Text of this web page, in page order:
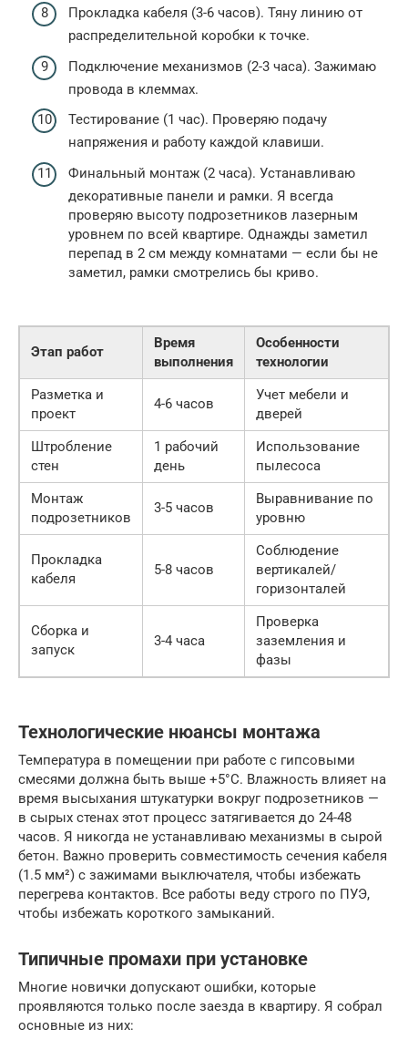
Прокладка кабеля (3-6 часов). Тяну линию от
распределительной коробки к точке.
Подключение механизмов (2-3 часа). Зажимаю
провода в клеммах.
Тестирование (1 час). Проверяю подачу
напряжения и работу каждой клавиши.
Финальный монтаж (2 часа). Устанавливаю
декоративные панели и рамки. Я всегда
проверяю высоту подрозетников лазерным
уровнем по всей квартире. Однажды заметил
перепад в 2 см между комнатами — если бы не
заметил, рамки смотрелись бы криво.
Этап работ
Время
выполнения
Особенности
технологии
Разметка и
проект
4-6 часов
Учет мебели и
дверей
Штробление
стен
1 рабочий
день
Использование
пылесоса
Монтаж
подрозетников
3-5 часов
Выравнивание по
уровню
Прокладка
кабеля
5-8 часов
Соблюдение
вертикалей/
горизонталей
Сборка и
запуск
3-4 часа
Проверка
заземления и
фазы
Технологические нюансы монтажа
Температура в помещении при работе с гипсовыми
смесями должна быть выше +5°C. Влажность влияет на
время высыхания штукатурки вокруг подрозетников —
в сырых стенах этот процесс затягивается до 24-48
часов. Я никогда не устанавливаю механизмы в сырой
бетон. Важно проверить совместимость сечения кабеля
(1.5 мм²) с зажимами выключателя, чтобы избежать
перегрева контактов. Все работы веду строго по ПУЭ,
чтобы избежать короткого замыканий.
Типичные промахи при установке
Многие новички допускают ошибки, которые
проявляются только после заезда в квартиру. Я собрал
основные из них: